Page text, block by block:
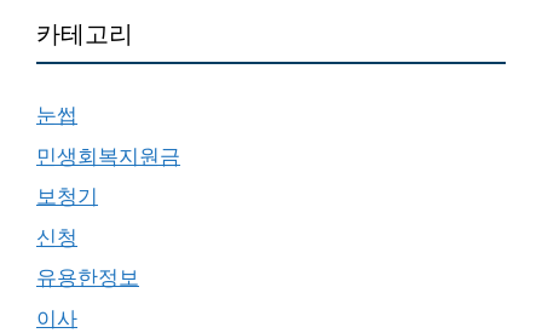
카테고리
눈썹
민생회복지원금
보청기
신청
유용한정보
이사